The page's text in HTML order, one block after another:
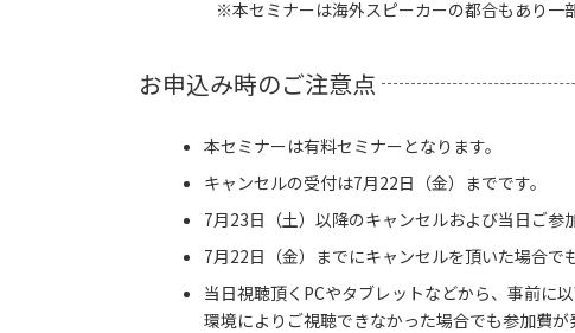
※本セミナーは海外スピーカーの都合もあり一
お申込み時のご注意点
本セミナーは有料セミナーとなります。
キャンセルの受付は7月22日（金）までです。
7月23日（土）以降のキャンセルおよび当日ご参
7月22日（金）までにキャンセルを頂いた場合で
当日視聴頂くPCやタブレットなどから、事前に
環境によりご視聴できなかった場合でも参加費が